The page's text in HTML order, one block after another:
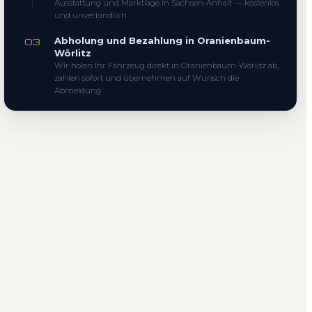
Ausstattung und Marktlage in Sachsen-Anhalt — kostenlos
und unverbindlich
03
Abholung und Bezahlung in Oranienbaum-
Wörlitz
Wir holen Ihr Fahrzeug direkt in Oranienbaum-Wörlitz ab,
zahlen sofort und übernehmen auf Wunsch die
Abmeldung